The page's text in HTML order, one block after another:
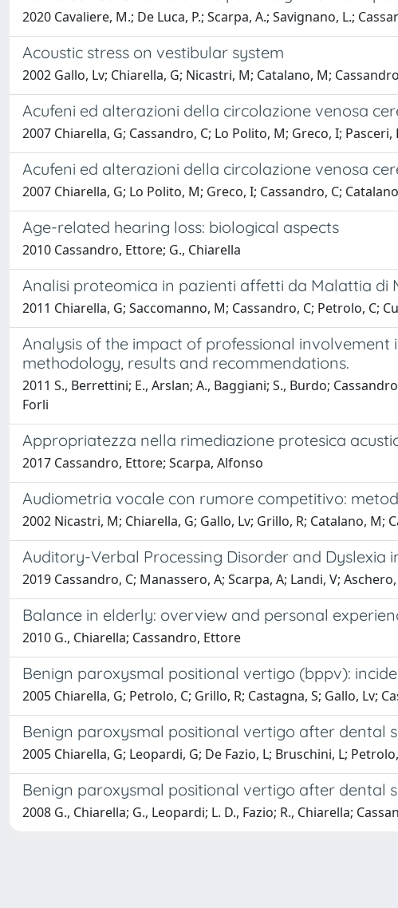
2020 Cavaliere, M.; De Luca, P.; Scarpa, A.; Savignano, L.;
Acoustic stress on vestibular system
2002 Gallo, Lv; Chiarella, G; Nicastri, M; Catalano, M;
Acufeni ed alterazioni della circolazione venosa
2007 Chiarella, G; Cassandro, C; Lo Polito, M; Greco, I;
Acufeni ed alterazioni della circolazione venosa
2007 Chiarella, G; Lo Polito, M; Greco, I; Cassandro, C;
Age-related hearing loss: biological aspects
2010 Cassandro, Ettore; G., Chiarella
Analisi proteomica in pazienti affetti da Malattia di
2011 Chiarella, G; Saccomanno, M; Cassandro, C; Petrolo, C;
Analysis of the impact of professional involvement
methodology, results and recommendations.
2011 S., Berrettini; E., Arslan; A., Baggiani; S., Burdo;
Forli
Appropriatezza nella rimediazione protesica
2017 Cassandro, Ettore; Scarpa, Alfonso
Audiometria vocale con rumore competitivo:
2002 Nicastri, M; Chiarella, G; Gallo, Lv; Grillo, R; Catalano, M;
Auditory-Verbal Processing Disorder and Dyslexia
2019 Cassandro, C; Manassero, A; Scarpa, A; Landi, V;
Balance in elderly: overview and personal
2010 G., Chiarella; Cassandro, Ettore
Benign paroxysmal positional vertigo (bppv):
2005 Chiarella, G; Petrolo, C; Grillo, R; Castagna, S; Gallo, Lv;
Benign paroxysmal positional vertigo after dental
2005 Chiarella, G; Leopardi, G; De Fazio, L; Bruschini, L;
Benign paroxysmal positional vertigo after dental
2008 G., Chiarella; G., Leopardi; L. D., Fazio; R., Chiarella;